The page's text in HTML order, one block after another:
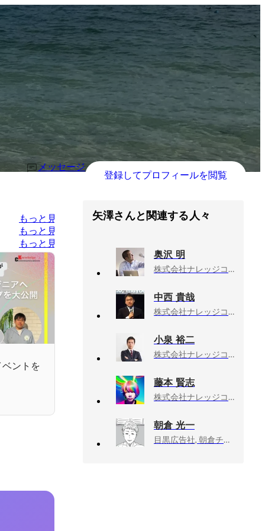
メッセージ
登録してプロフィールを閲覧
もっと見る
もっと見る
もっと見る
ベントを
矢澤さんと関連する人々
奥沢 明
株式会社ナレッジコミュニケーション, 代表取締役
中西 貴哉
株式会社ナレッジコミュニケーション, ビジネス・デベロップメント部 マネージャー
小泉 裕二
株式会社ナレッジコミュニケーション, 取締役副社長COO
藤本 賢志
株式会社ナレッジコミュニケーション, 熊本ラボ R&D戦略チームマネージャー
朝倉 光一
目黒広告社, 朝倉チーム／クリエイティブ・ディレクター